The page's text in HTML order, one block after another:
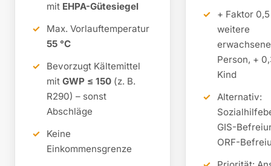
mit EHPA-Gütesiegel
Max. Vorlauftemperatur
55 °C
Bevorzugt Kältemittel
mit GWP ≤ 150 (z. B.
R290) – sonst
Abschläge
Keine
Einkommensgrenze
+ Faktor
weitere
erwachsene
Person, +
Kind
Alternativ:
GIS-
ORF-